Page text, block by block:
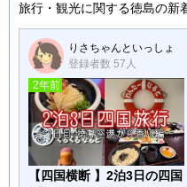
旅行・観光に関する徳島の新
りさちゃんといっしょ
登録者数 57人
2年前
【四国横断 】2泊3日の四国